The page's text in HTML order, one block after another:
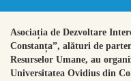
Asociația de Dezvoltare
Constanța”, alături de
Resurselor Umane, au
Universitatea Ovidius din